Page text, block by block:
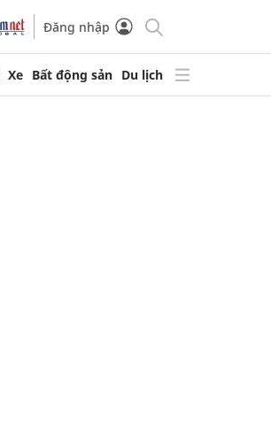
Đăng nhập
Xe Bất động sản Du lịch